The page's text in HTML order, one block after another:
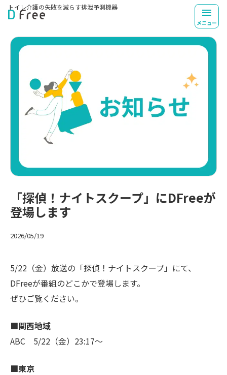
トイレ介護の失敗を減らす排泄予測機器
メニュー
TOP お知らせ一覧 「探偵！ナイトスクープ」にDFreeが
「探偵！ナイトスクープ」にDFreeが
登場します
2026/05/19
5/22（金）放送の「探偵！ナイトスクープ」にて、
DFreeが番組のどこかで登場します。
ぜひご覧ください。
■関西地域
︎ABC 5/22（金）23:17〜
■東京